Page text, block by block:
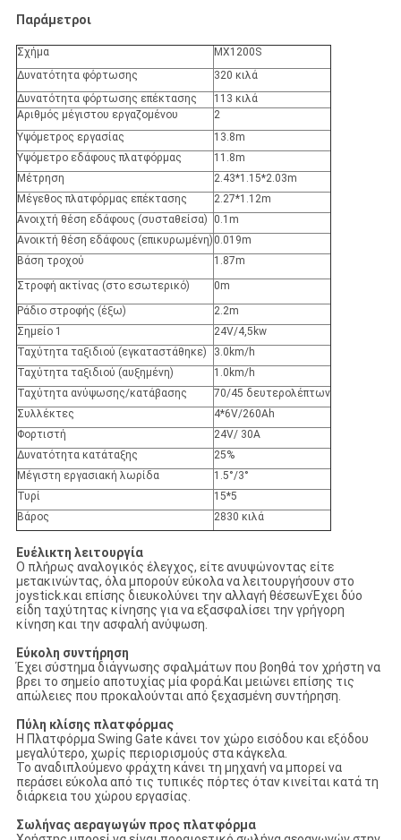
Παράμετροι
Σχήμα
MX1200S
Δυνατότητα φόρτωσης
320 κιλά
Δυνατότητα φόρτωσης επέκτασης
113 κιλά
Αριθμός μέγιστου εργαζομένου
2
Υψόμετρος εργασίας
13.8m
Υψόμετρο εδάφους πλατφόρμας
11.8m
Μέτρηση
2.43*1.15*2.03m
Μέγεθος πλατφόρμας επέκτασης
2.27*1.12m
Ανοιχτή θέση εδάφους (συσταθείσα)
0.1m
Ανοικτή θέση εδάφους (επικυρωμένη) 0.019m
Βάση τροχού
1.87m
Στροφή ακτίνας (στο εσωτερικό)
0m
Ράδιο στροφής (έξω)
2.2m
Σημείο 1
24V/4,5kw
Ταχύτητα ταξιδιού (εγκαταστάθηκε)
3.0km/h
Ταχύτητα ταξιδιού (αυξημένη)
1.0km/h
Ταχύτητα ανύψωσης/κατάβασης
70/45 δευτερολέπτων
Συλλέκτες
4*6V/260Ah
Φορτιστή
24V/ 30A
Δυνατότητα κατάταξης
25%
Μέγιστη εργασιακή λωρίδα
1.5°/3°
Τυρί
15*5
Βάρος
2830 κιλά
Ευέλικτη λειτουργία
Ο πλήρως αναλογικός έλεγχος, είτε ανυψώνοντας είτε
μετακινώντας, όλα μπορούν εύκολα να λειτουργήσουν στο
joystick.και επίσης διευκολύνει την αλλαγή θέσεωνΈχει δύο
είδη ταχύτητας κίνησης για να εξασφαλίσει την γρήγορη
κίνηση και την ασφαλή ανύψωση.
Εύκολη συντήρηση
Έχει σύστημα διάγνωσης σφαλμάτων που βοηθά τον χρήστη να
βρει το σημείο αποτυχίας μία φορά.Και μειώνει επίσης τις
απώλειες που προκαλούνται από ξεχασμένη συντήρηση.
Πύλη κλίσης πλατφόρμας
Η Πλατφόρμα Swing Gate κάνει τον χώρο εισόδου και εξόδου
μεγαλύτερο, χωρίς περιορισμούς στα κάγκελα.
Το αναδιπλούμενο φράχτη κάνει τη μηχανή να μπορεί να
περάσει εύκολα από τις τυπικές πόρτες όταν κινείται κατά τη
διάρκεια του χώρου εργασίας.
Σωλήνας αεραγωγών προς πλατφόρμα